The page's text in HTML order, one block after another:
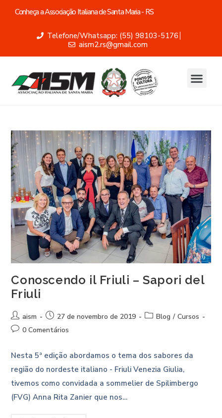
Conheça a Associação Italiana de Santa Maria - RS
Telefone/Whatsapp: (55) 98103-5176
aism2.rs@gmail.com
Conoscendo il Friuli – Sapori del
Friuli
aism 27 de novembro de 2019 Blog / Cursos
0 Comentários
Nesta 5ª edição abordamos o tema dos sabores da
região do nordeste italiano - Friuli Venezia Giulia,
tivemos como convidada a sommelier de Spilimbergo
(FVG) Anna Rita Zanier que nos…